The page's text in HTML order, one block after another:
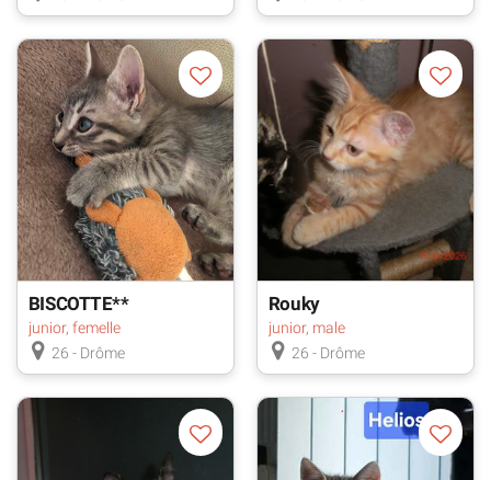
BISCOTTE**
junior, femelle
26 - Drôme
Rouky
junior, male
26 - Drôme